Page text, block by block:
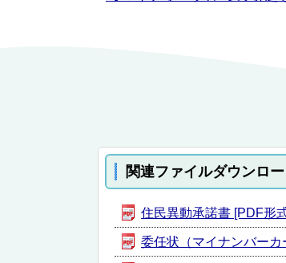
関連ファイルダウンロ
住民異動承諾書 [PDF形
委任状（マイナンバー